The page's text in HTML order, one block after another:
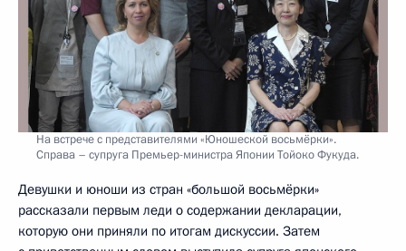
На встрече с представителями «Юношеской восьмёрки».
Справа – супруга Премьер-министра Японии Тойоко Фукуда.
Девушки и юноши из стран «большой восьмёрки»
рассказали первым леди о содержании декларации,
которую они приняли по итогам дискуссии. Затем